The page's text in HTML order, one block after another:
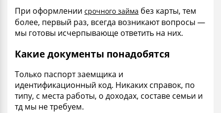
При оформлении срочного займа без карты, тем
более, первый раз, всегда возникают вопросы —
мы готовы исчерпывающе ответить на них.
Какие документы понадобятся
Только паспорт заемщика и
идентификационный код. Никаких справок, по
типу, с места работы, о доходах, составе семьи и
тд мы не требуем.